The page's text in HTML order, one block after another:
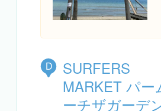
D
SURFERS
MARKET パー
ーチザガーデ